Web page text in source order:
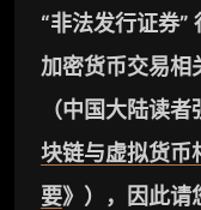
“非法发行证券”
加密货币交易相
（中国大陆读
块链与虚拟货币
要》），因此请